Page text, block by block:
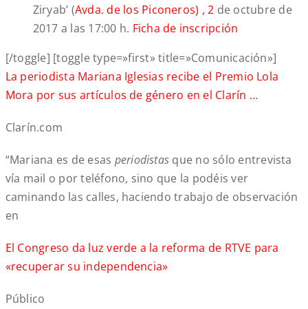
Ziryab’ (Avda. de los Piconeros) , 2 de octubre de
2017 a las 17:00 h. Ficha de inscripción
[/toggle] [toggle type=»first» title=»Comunicación»]
La periodista Mariana Iglesias recibe el Premio Lola
Mora por sus artículos de género en el Clarín …
Clarín.com
“Mariana es de esas periodistas que no sólo entrevista
vía mail o por teléfono, sino que la podéis ver
caminando las calles, haciendo trabajo de observación
en
El Congreso da luz verde a la reforma de RTVE para
«recuperar su independencia»
Público